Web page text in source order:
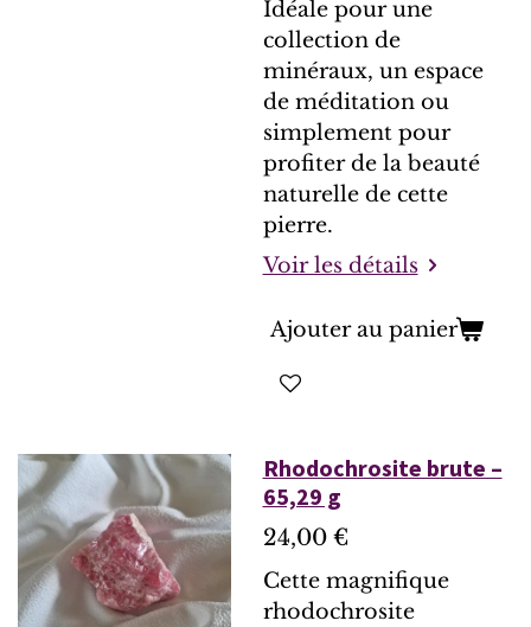
Idéale pour une
collection de
minéraux, un espace
de méditation ou
simplement pour
profiter de la beauté
naturelle de cette
pierre.
Voir les détails
Ajouter au panier
Rhodochrosite brute –
65,29 g
24,00 €
Cette magnifique
rhodochrosite